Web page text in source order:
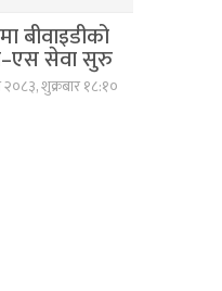
बीवाइडीको
सेवा सुरु
२०८३, शुक्रबार १८:१०